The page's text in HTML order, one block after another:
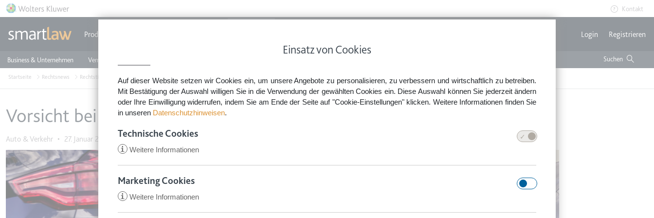
Einsatz von Cookies
Auf dieser Website setzen wir Cookies ein, um unsere Angebote zu personalisieren, zu verbessern und wirtschaftlich zu betreiben.
Mit Bestätigung der Auswahl willigen Sie in die Verwendung der gewählten Cookies ein. Diese Auswahl können Sie jederzeit ändern
oder Ihre Einwilligung widerrufen, indem Sie am Ende der Seite auf "Cookie-Einstellungen" klicken. Weitere Informationen finden Sie
in unseren Datenschutzhinweisen.
Technische Cookies
i Weitere Informationen
CookieConsent
Anbieter:
app.smartlaw.de
Marketing Cookies
i Weitere Informationen
Direkt zum Inhalt Kontakt
Produkte
Business & Unternehmen Vermieten & Immobilien
Login Registrieren
Startseite Rechtsnews Rechtstipps Familie & Privates Auto & Verkehr Vorsicht bei abgesenktem Bordstein: Kein »rechts vor links«
Vorsicht bei abgesenktem Bordstein: Kein »rechts vor links«
Auto & Verkehr •
27. Januar 2025
Image